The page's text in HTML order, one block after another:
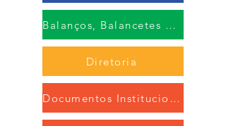
Balanços, Balancetes e DRE's
Diretoria
Documentos Institucionais